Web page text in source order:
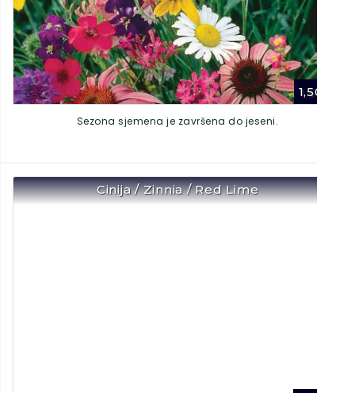
1,50
Sezona sjemena je završena do jeseni.
Cinija / Zinnia / Red Lime